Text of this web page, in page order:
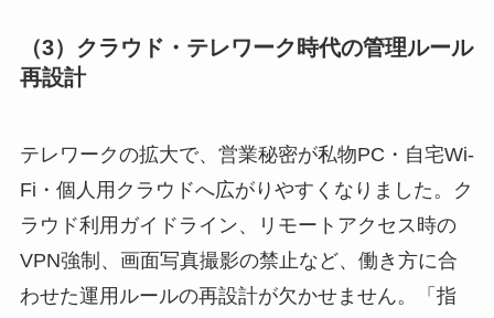
（3）クラウド・テレワーク時代の管理ルール
再設計
テレワークの拡大で、営業秘密が私物PC・自宅Wi-
Fi・個人用クラウドへ広がりやすくなりました。ク
ラウド利用ガイドライン、リモートアクセス時の
VPN強制、画面写真撮影の禁止など、働き方に合
わせた運用ルールの再設計が欠かせません。「指